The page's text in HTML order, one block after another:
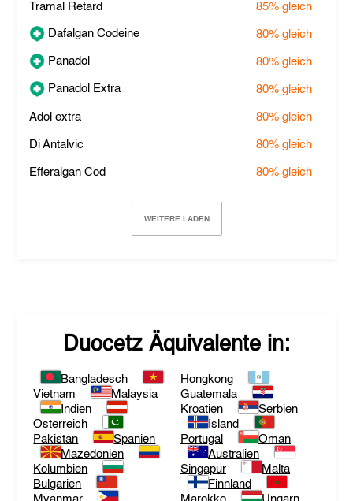
Tramal Retard 85% gleich
Dafalgan Codeine 80% gleich
Panadol 80% gleich
Panadol Extra 80% gleich
Adol extra 80% gleich
Di Antalvic 80% gleich
Efferalgan Cod 80% gleich
WEITERE LADEN
Duocetz Äquivalente in:
Bangladesch
Vietnam
Malaysia
Indien
Österreich
Pakistan
Spanien
Mazedonien
Kolumbien
Bulgarien
Hongkong
Guatemala
Kroatien
Serbien
Island
Portugal
Oman
Australien
Singapur
Malta
Finnland